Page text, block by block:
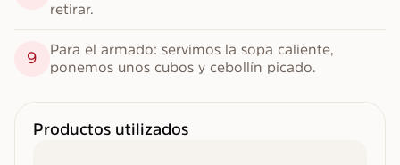
retirar.
9
Para el armado: servimos la sopa caliente,
ponemos unos cubos y cebollín picado.
Productos utilizados